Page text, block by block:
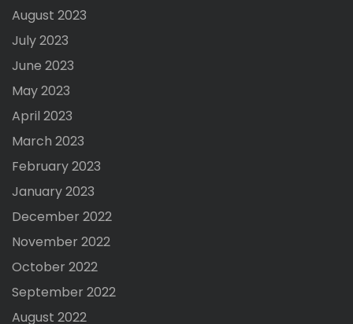
August 2023
July 2023
June 2023
May 2023
April 2023
March 2023
February 2023
January 2023
December 2022
November 2022
October 2022
September 2022
August 2022